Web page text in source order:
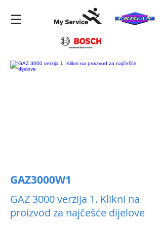
GAZ3000W1
GAZ 3000 verzija 1. Klikni na
proizvod za najčešće dijelove